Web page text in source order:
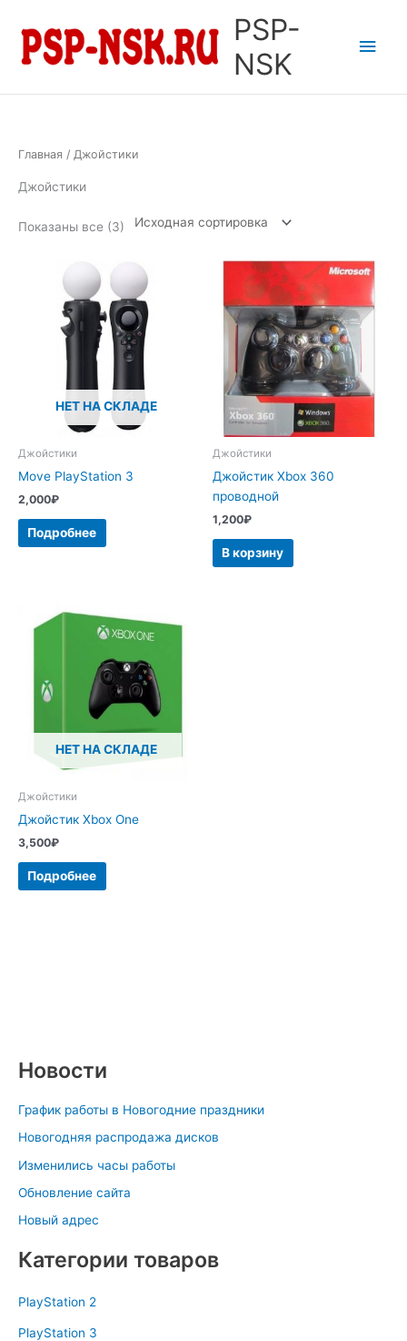
содержимому
PSP-
NSK
Новости
График работы в Новогодние праздники
Новогодняя распродажа дисков
Изменились часы работы
Обновление сайта
Новый адрес
Категории товаров
PlayStation 2
PlayStation 3
Главная / Джойстики
Джойстики
Показаны все (3)
НЕТ НА СКЛАДЕ
Джойстики
Move PlayStation 3
2,000₽
Подробнее
Джойстики
Джойстик Xbox 360
проводной
1,200₽
В корзину
НЕТ НА СКЛАДЕ
Джойстики
Джойстик Xbox One
3,500₽
Подробнее